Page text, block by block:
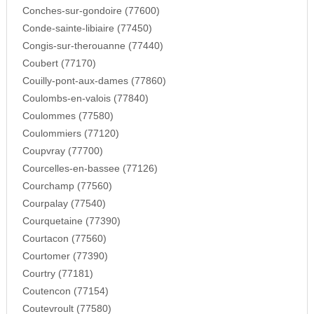
Conches-sur-gondoire (77600)
Conde-sainte-libiaire (77450)
Congis-sur-therouanne (77440)
Coubert (77170)
Couilly-pont-aux-dames (77860)
Coulombs-en-valois (77840)
Coulommes (77580)
Coulommiers (77120)
Coupvray (77700)
Courcelles-en-bassee (77126)
Courchamp (77560)
Courpalay (77540)
Courquetaine (77390)
Courtacon (77560)
Courtomer (77390)
Courtry (77181)
Coutencon (77154)
Coutevroult (77580)